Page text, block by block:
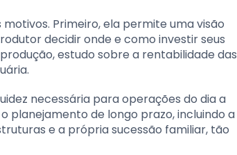
Primeiro, ela permite uma visão
decidir onde e como investir seus
estudo sobre a rentabilidade das
necessária para operações do dia a
planejamento de longo prazo, incluindo a
e a própria sucessão familiar, tão